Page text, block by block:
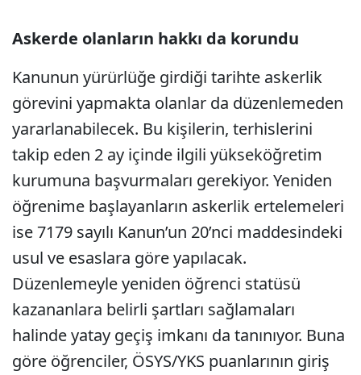
Askerde olanların hakkı da korundu
Kanunun yürürlüğe girdiği tarihte askerlik
görevini yapmakta olanlar da düzenlemeden
yararlanabilecek. Bu kişilerin, terhislerini
takip eden 2 ay içinde ilgili yükseköğretim
kurumuna başvurmaları gerekiyor. Yeniden
öğrenime başlayanların askerlik ertelemeleri
ise 7179 sayılı Kanun’un 20’nci maddesindeki
usul ve esaslara göre yapılacak.
Düzenlemeyle yeniden öğrenci statüsü
kazananlara belirli şartları sağlamaları
halinde yatay geçiş imkanı da tanınıyor. Buna
göre öğrenciler, ÖSYS/YKS puanlarının giriş